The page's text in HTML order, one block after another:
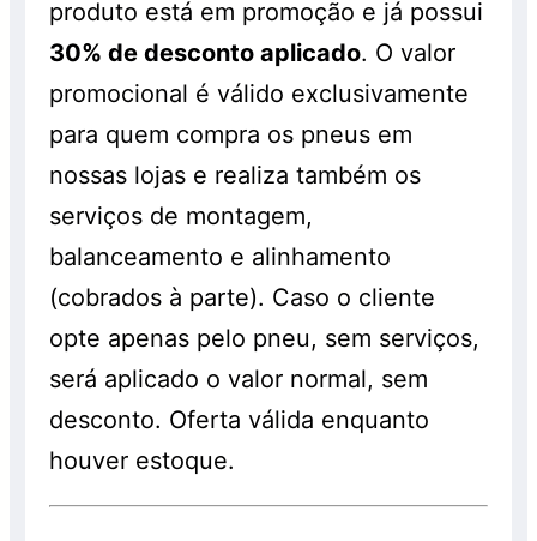
produto está em promoção e já possui
30% de desconto aplicado. O valor
promocional é válido exclusivamente
para quem compra os pneus em
nossas lojas e realiza também os
serviços de montagem,
balanceamento e alinhamento
(cobrados à parte). Caso o cliente
opte apenas pelo pneu, sem serviços,
será aplicado o valor normal, sem
desconto. Oferta válida enquanto
houver estoque.